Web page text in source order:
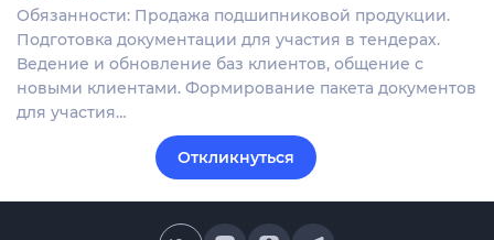
Обязанности: Продажа подшипниковой продукции.
Подготовка документации для участия в тендерах.
Ведение и обновление баз клиентов, общение с
новыми клиентами. Формирование пакета документов
для участия…
Откликнуться